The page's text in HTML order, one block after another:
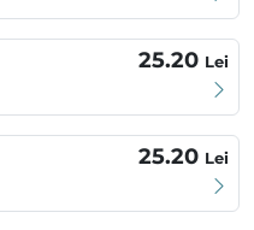
25.20 Lei
25.20 Lei